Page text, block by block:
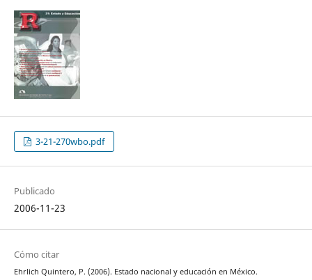
3-21-270wbo.pdf
Publicado
2006-11-23
Cómo citar
Ehrlich Quintero, P. (2006). Estado nacional y educación en México.